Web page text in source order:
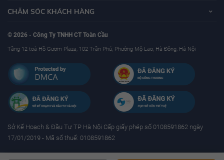
CHĂM SÓC KHÁCH HÀNG
© 2026 - Công Ty TNHH CT Toàn Cầu
Tầng 12 toà Hồ Gươm Plaza, 102 Trần Phú, Phường Mộ Lao, Hà Đông, Hà Nội
Sở Kế Hoạch & Ðầu Tư TP Hà Nội Cấp giấy phép số 0108591862 ngày
17/01/2019 - Mã số thuế: 0108591862